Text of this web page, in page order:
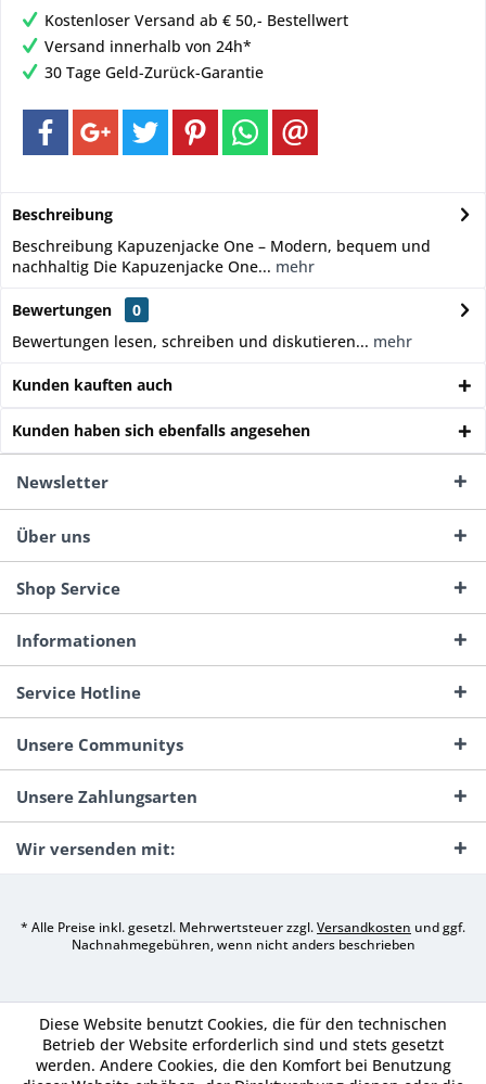
Kostenloser Versand ab € 50,- Bestellwert
Versand innerhalb von 24h*
30 Tage Geld-Zurück-Garantie
Beschreibung
Beschreibung Kapuzenjacke One – Modern, bequem und
nachhaltig Die Kapuzenjacke One... mehr
Bewertungen
0
Bewertungen lesen, schreiben und diskutieren... mehr
Kunden kauften auch
Kunden haben sich ebenfalls angesehen
Newsletter
Über uns
Shop Service
Informationen
Service Hotline
Unsere Communitys
Unsere Zahlungsarten
Wir versenden mit:
* Alle Preise inkl. gesetzl. Mehrwertsteuer zzgl.Versandkosten und ggf.
Nachnahmegebühren, wenn nicht anders beschrieben
Diese Website benutzt Cookies, die für den technischen
Betrieb der Website erforderlich sind und stets gesetzt
werden. Andere Cookies, die den Komfort bei Benutzung